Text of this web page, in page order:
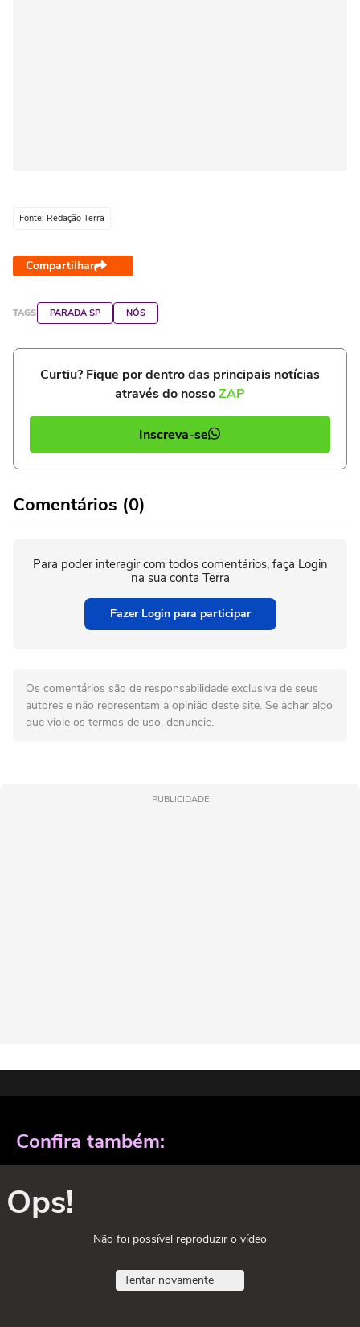
Fonte: Redação Terra
Compartilhar
TAGS PARADA SP NÓS
Curtiu? Fique por dentro das principais notícias
através do nossoZAP
Inscreva-se
Comentários (0)
Para poder interagir com todos comentários, faça Login
na sua conta Terra
Fazer Login para participar
Os comentários são de responsabilidade exclusiva de seus
autores e não representam a opinião deste site. Se achar algo
que viole os termos de uso, denuncie.
PUBLICIDADE
Confira também:
Ops!
Não foi possível reproduzir o vídeo
Tentar novamente